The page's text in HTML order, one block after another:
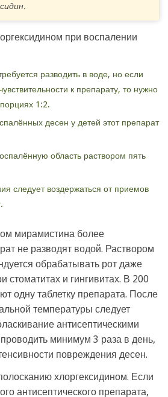
при воспалении
разводить в воде, но если
к препарату, то нужно
1:2.
десен у детей этот препарат
область раствором пять
следует воздержаться от приемов
мирамистина более
не разводят водой. Раствором
обрабатывать рот даже
стоматитах и гингивитах. В 200
одну таблетку препарата. После
температуры следует
антисептическими
минимум 3 раза в день,
повреждения десен.
хлоргексидином. Если
антисептического препарата,